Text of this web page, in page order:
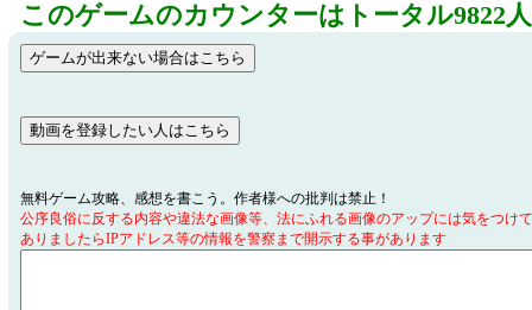
このゲームのカウンターはトータル9822
無料ゲーム攻略、感想を書こう。作者様への批判は禁止！
公序良俗に反する内容や違法な画像等、法にふれる画像のアップには気をつけ
ありましたらIPアドレス等の情報を警察まで開示する事があります